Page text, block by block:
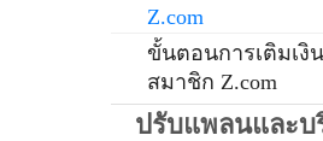
Z.com
ขั้นตอนการเติมเงิ
สมาชิก Z.com
ปรับแพลนและบ